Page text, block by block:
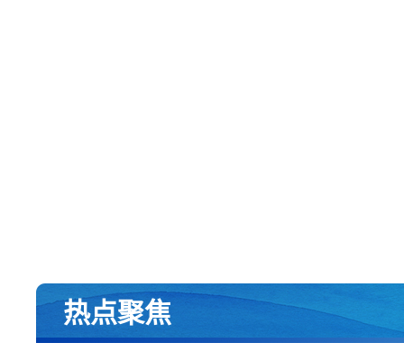
热点聚焦